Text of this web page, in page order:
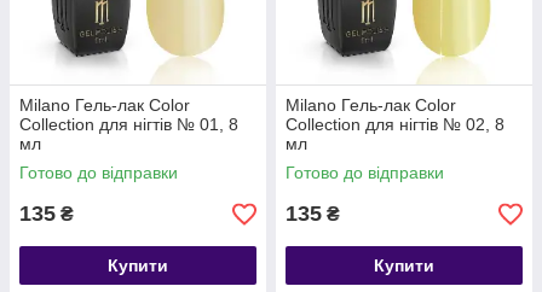
Milano Гель-лак Color
Collection для нігтів № 01, 8
мл
Готово до відправки
135 ₴
Купити
Milano Гель-лак Color
Collection для нігтів № 02, 8
мл
Готово до відправки
135 ₴
Купити